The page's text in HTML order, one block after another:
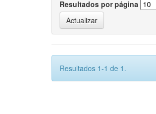
Resultados por página
Resultados 1-1 de 1.